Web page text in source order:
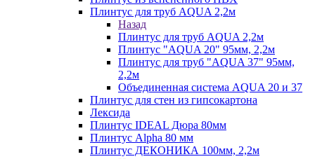
Плинтус для труб AQUA 2,2м
Назад
Плинтус для труб AQUA 2,2м
Плинтус "AQUA 20" 95мм, 2,2м
Плинтус для труб "AQUA 37" 95мм,
2,2м
Объединенная система AQUA 20 и 37
Плинтус для стен из гипсокартона
Лексида
Плинтус IDEAL Дюра 80мм
Плинтус Alpha 80 мм
Плинтус ДЕКОНИКА 100мм, 2,2м